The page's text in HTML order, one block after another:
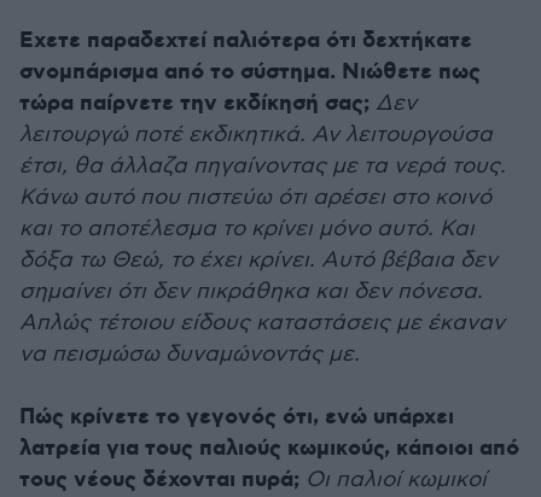
Εχετε παραδεχτεί παλιότερα ότι δεχτήκατε
σνομπάρισμα από το σύστημα. Νιώθετε πως
τώρα παίρνετε την εκδίκησή σας; Δεν
λειτουργώ ποτέ εκδικητικά. Αν λειτουργούσα
έτσι, θα άλλαζα πηγαίνοντας με τα νερά τους.
Κάνω αυτό που πιστεύω ότι αρέσει στο κοινό
και το αποτέλεσμα το κρίνει μόνο αυτό. Και
δόξα τω Θεώ, το έχει κρίνει. Αυτό βέβαια δεν
σημαίνει ότι δεν πικράθηκα και δεν πόνεσα.
Απλώς τέτοιου είδους καταστάσεις με έκαναν
να πεισμώσω δυναμώνοντάς με.
Πώς κρίνετε το γεγονός ότι, ενώ υπάρχει
λατρεία για τους παλιούς κωμικούς, κάποιοι από
τους νέους δέχονται πυρά; Οι παλιοί κωμικοί